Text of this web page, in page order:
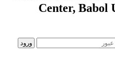
Center,